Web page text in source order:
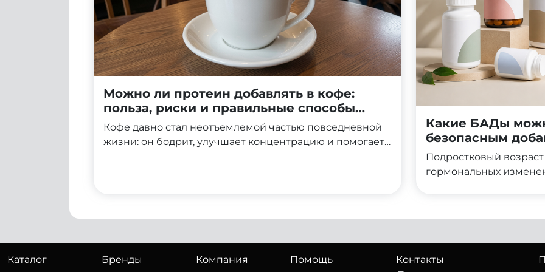
Можно ли протеин добавлять в кофе:
польза, риски и правильные способы
приготовления
Кофе давно стал неотъемлемой частью повседневной
жизни: он бодрит, улучшает концентрацию и помогает
Какие БАДы
безопасным
Подростковый
гормональных
могут навредить? В
добавки безопасны для
Каталог Бренды Компания Помощь Контакты